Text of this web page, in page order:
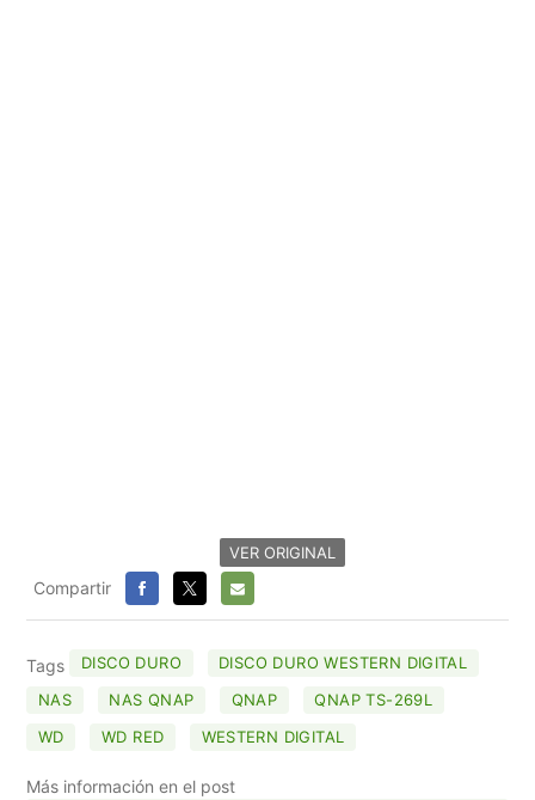
VER ORIGINAL
Compartir
FACEBOOK
X
E-
MAIL
Tags DISCO DURO
DISCO DURO WESTERN DIGITAL
NAS
NAS QNAP QNAP
QNAP TS-269L
WD
WD RED WESTERN DIGITAL
Más información en el post